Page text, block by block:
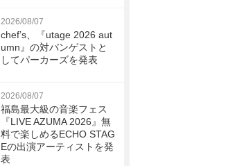
2026/08/07
chef’s、『utage 2026 aut
umn』の対バンゲストと
してパーカーズを発表
2026/08/07
福島最大級の音楽フェス
『LIVE AZUMA 2026』無
料で楽しめるECHO STAG
Eの出演アーティストを発
表